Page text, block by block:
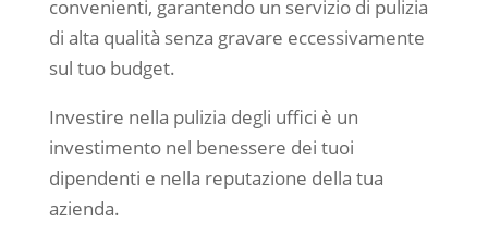
convenienti, garantendo un servizio di pulizia
di alta qualità senza gravare eccessivamente
sul tuo budget.
Investire nella pulizia degli uffici è un
investimento nel benessere dei tuoi
dipendenti e nella reputazione della tua
azienda.